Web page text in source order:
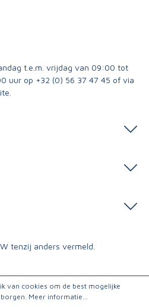
t.e.m. vrijdag van 09:00 tot
uur op +32 (0) 56 37 47 45 of via
tenzij anders vermeld.
van cookies om de best mogelijke
Meer informatie...